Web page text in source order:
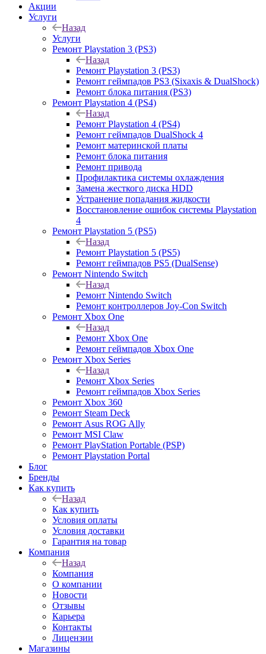
Акции
Услуги
Назад
Услуги
Ремонт Playstation 3 (PS3)
Назад
Ремонт Playstation 3 (PS3)
Ремонт геймпадов PS3 (Sixaxis & DualShock)
Ремонт блока питания (PS3)
Ремонт Playstation 4 (PS4)
Назад
Ремонт Playstation 4 (PS4)
Ремонт геймпадов DualShock 4
Ремонт материнской платы
Ремонт блока питания
Ремонт привода
Профилактика системы охлаждения
Замена жесткого диска HDD
Устранение попадания жидкости
Восстановление ошибок системы Playstation
4
Ремонт Playstation 5 (PS5)
Назад
Ремонт Playstation 5 (PS5)
Ремонт геймпадов PS5 (DualSense)
Ремонт Nintendo Switch
Назад
Ремонт Nintendo Switch
Ремонт контроллеров Joy-Con Switch
Ремонт Xbox One
Назад
Ремонт Xbox One
Ремонт геймпадов Xbox One
Ремонт Xbox Series
Назад
Ремонт Xbox Series
Ремонт геймпадов Xbox Series
Ремонт Xbox 360
Ремонт Steam Deck
Ремонт Asus ROG Ally
Ремонт MSI Claw
Ремонт PlayStation Portable (PSP)
Ремонт Playstation Portal
Блог
Бренды
Как купить
Назад
Как купить
Условия оплаты
Условия доставки
Гарантия на товар
Компания
Назад
Компания
О компании
Новости
Отзывы
Карьера
Контакты
Лицензии
Магазины